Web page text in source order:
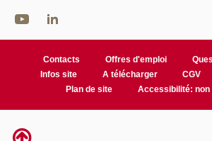
Contacts Offres d'emploi
Infos site
A télécharger CGV
Plan de site
Accessibilité: non